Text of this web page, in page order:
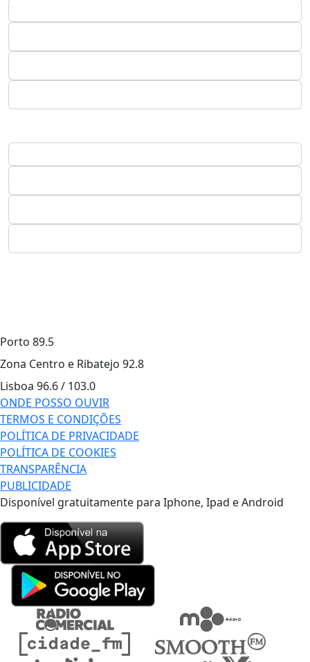
Porto 89.5
Zona Centro e Ribatejo 92.8
Lisboa 96.6 / 103.0
ONDE POSSO OUVIR
TERMOS E CONDIÇÕES
POLÍTICA DE PRIVACIDADE
POLÍTICA DE COOKIES
TRANSPARÊNCIA
PUBLICIDADE
Disponível gratuitamente para Iphone, Ipad e Android